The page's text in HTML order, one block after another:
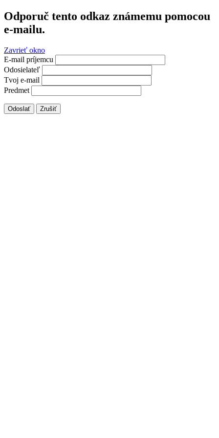
Odporuč tento odkaz známemu pomocou
e-mailu.
Zavrieť okno
E-mail príjemcu
Odosielateľ
Tvoj e-mail
Predmet
Odoslať Zrušiť